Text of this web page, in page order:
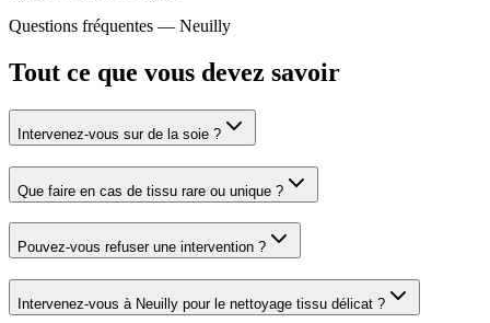
Questions fréquentes — Neuilly
Tout ce que vous devez savoir
Intervenez-vous sur de la soie ?
Que faire en cas de tissu rare ou unique ?
Pouvez-vous refuser une intervention ?
Intervenez-vous à Neuilly pour le nettoyage tissu délicat ?